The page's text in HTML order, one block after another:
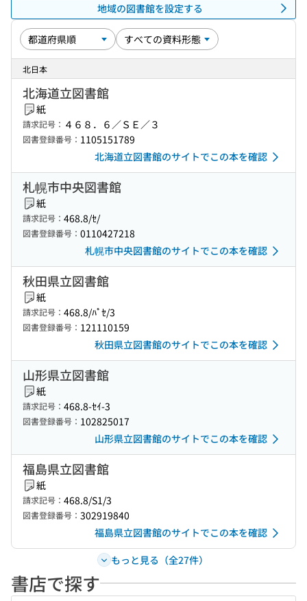
地域の図書館を設定する
北日本
北海道立図書館
紙
請求記号： ４６８．６／ＳＥ／３
図書登録番号： 1105151789
北海道立図書館のサイトでこの本を確認
札幌市中央図書館
紙
請求記号： 468.8/ｾ/
図書登録番号： 0110427218
札幌市中央図書館のサイトでこの本を確認
秋田県立図書館
紙
請求記号： 468.8/ﾊﾟｾ/3
図書登録番号： 121110159
秋田県立図書館のサイトでこの本を確認
山形県立図書館
紙
請求記号： 468.8-ｾｲ-3
図書登録番号： 102825017
山形県立図書館のサイトでこの本を確認
福島県立図書館
紙
請求記号： 468.8/S1/3
図書登録番号： 302919840
福島県立図書館のサイトでこの本を確認
もっと見る（全27件）
書店で探す